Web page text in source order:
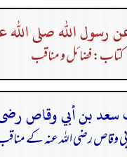
رسول الله صلى الله
کتاب: فضائل و مناقب
وقاص رضی الله عنہ کے